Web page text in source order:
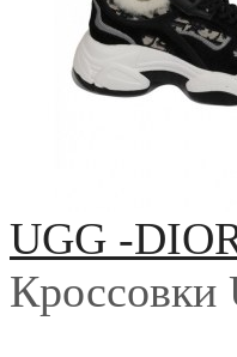
UGG -